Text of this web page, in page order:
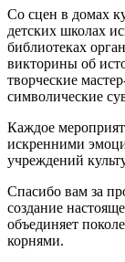
Со сцен в домах
детских школах
библиотеках
викторины об
творческие
символические
Каждое
искренними
учреждений
Спасибо вам за
создание
объединяет
корнями.